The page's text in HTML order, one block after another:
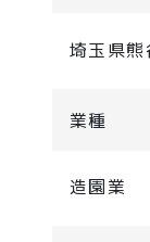
埼玉県熊
業種
造園業